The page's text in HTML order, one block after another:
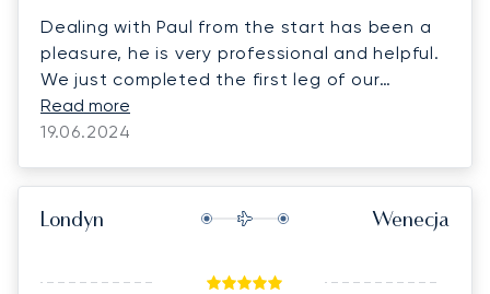
Dealing with Paul from the start has been a
pleasure, he is very professional and helpful.
We just completed the first leg of our
journey and everything was perfect. Thank
you LunaJets, we couldn’t have hoped for a
Read more
19.06.2024
Londyn Wenecja